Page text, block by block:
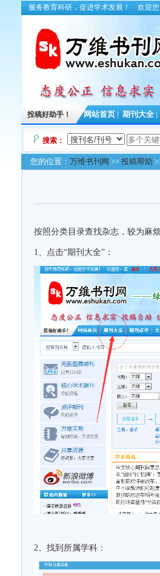
服务教育科研，促进学术发展！ 欢迎
投稿好助手！ 网站首页 期刊大全
搜索：
您的位置： 万维书刊网 >> 投稿帮助
按照分类目录查找杂志，较为麻
1、点击“期刊大全”：
2、找到所属学科：